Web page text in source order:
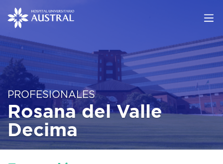
PROFESIONALES
Rosana del Valle
Decima